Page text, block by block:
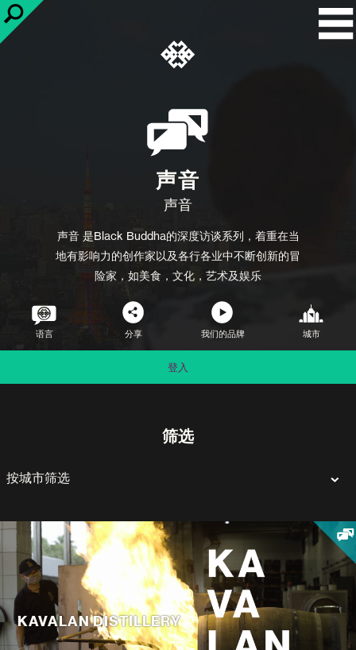
声音
声音
声音是Black Buddha的深度访谈系列，着重在当
地有影响力的创作家以及各行各业中不断创新的冒
险家，如美食，文化，艺术及娱乐
语言 分享 我们的品牌 城市
登入
筛选
KAVALAN DISTILLERY